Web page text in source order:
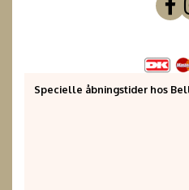
Specielle åbningstider hos